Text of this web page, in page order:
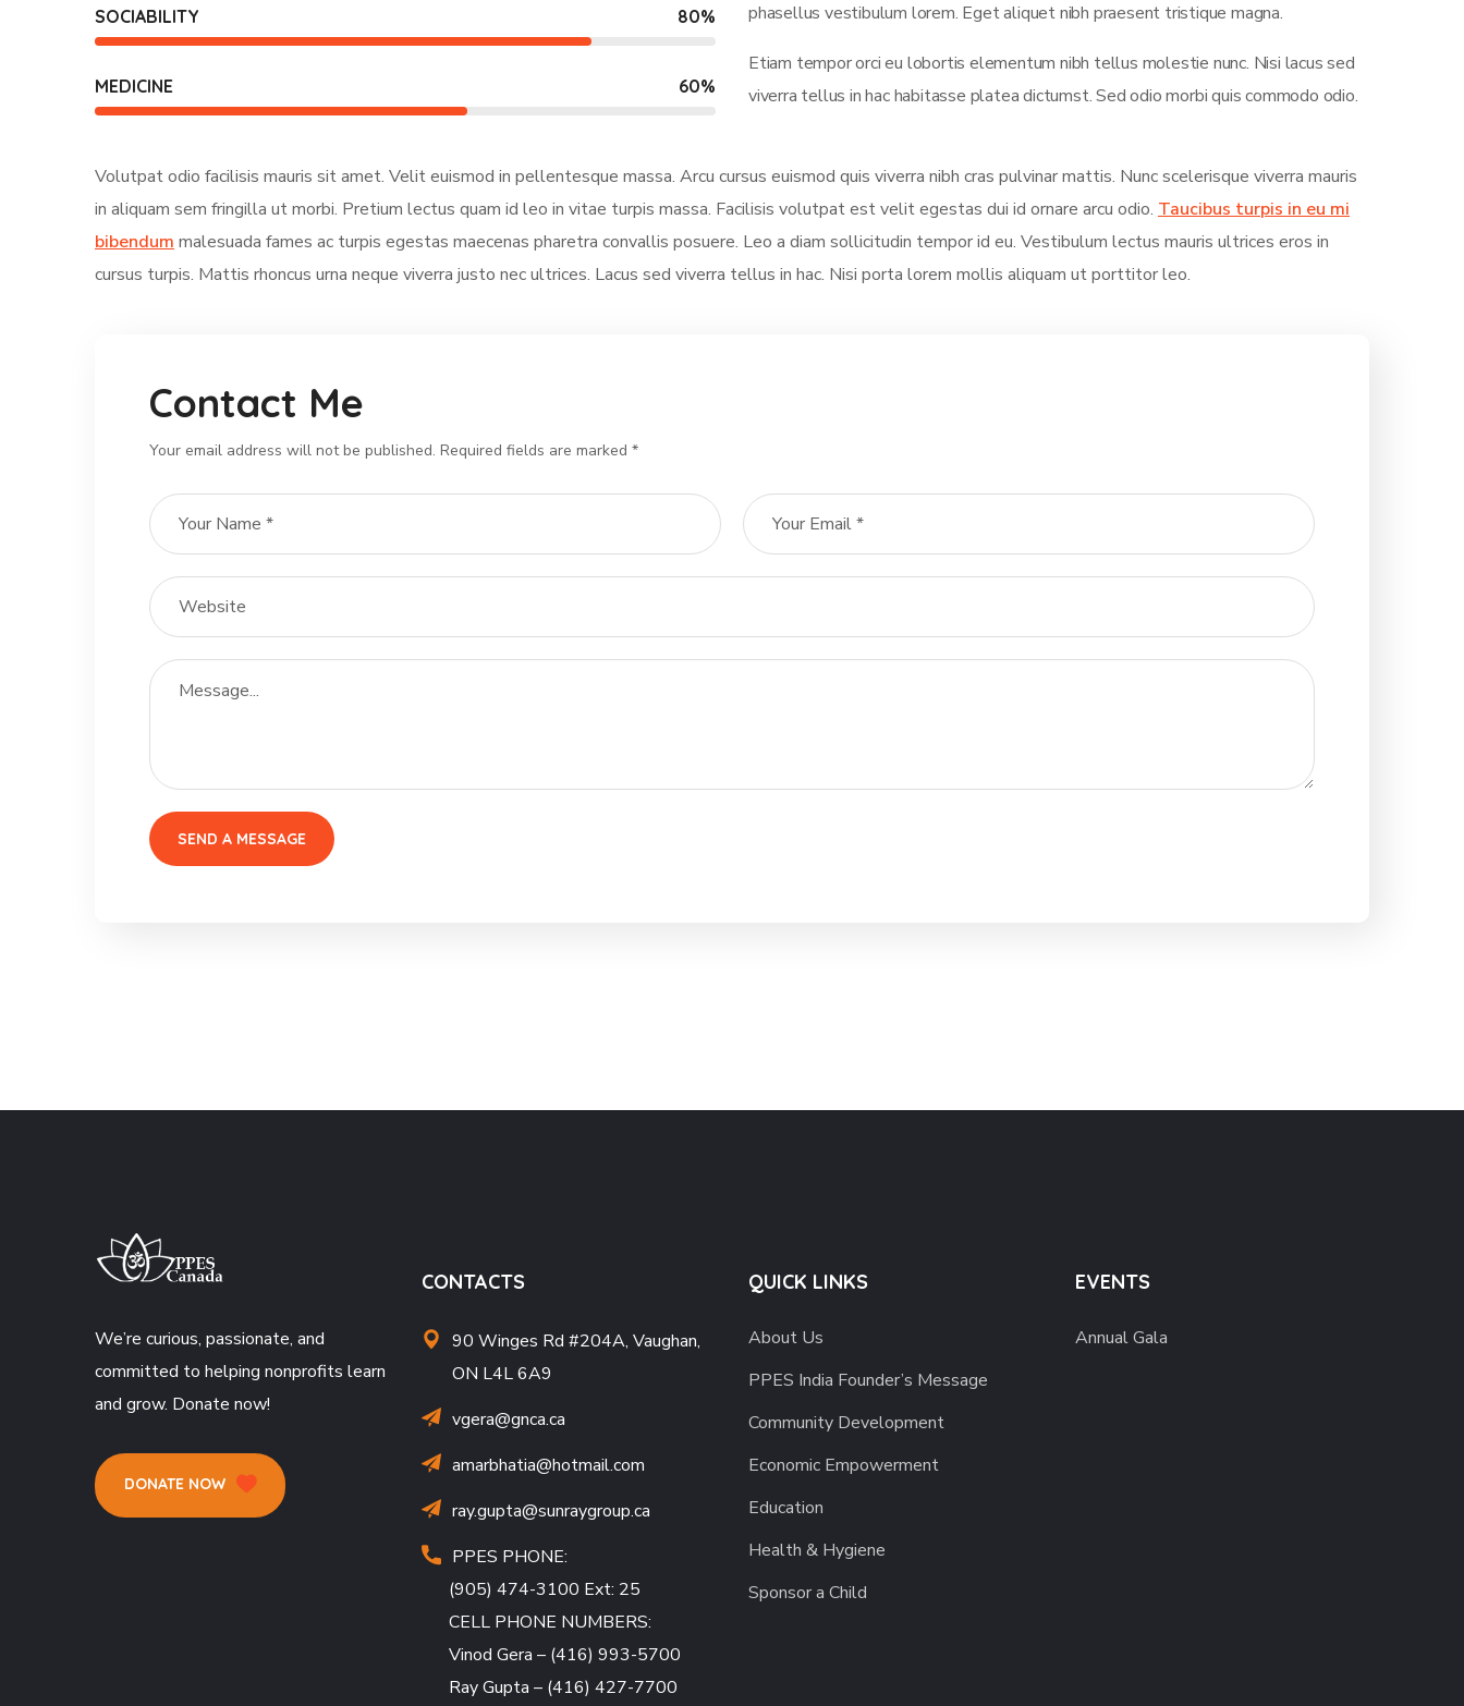
SOCIABILITY 80%
MEDICINE 60%
phasellus vestibulum lorem. Eget aliquet nibh praesent tristique magna.
Etiam tempor orci eu lobortis elementum nibh tellus molestie nunc. Nisi lacus sed
viverra tellus in hac habitasse platea dictumst. Sed odio morbi quis commodo odio.
Volutpat odio facilisis mauris sit amet. Velit euismod in pellentesque massa. Arcu cursus euismod quis viverra nibh cras pulvinar mattis. Nunc scelerisque viverra mauris
in aliquam sem fringilla ut morbi. Pretium lectus quam id leo in vitae turpis massa. Facilisis volutpat est velit egestas dui id ornare arcu odio. Taucibus turpis in eu mi
bibendum malesuada fames ac turpis egestas maecenas pharetra convallis posuere. Leo a diam sollicitudin tempor id eu. Vestibulum lectus mauris ultrices eros in
cursus turpis. Mattis rhoncus urna neque viverra justo nec ultrices. Lacus sed viverra tellus in hac. Nisi porta lorem mollis aliquam ut porttitor leo.
Contact Me
Your email address will not be published. Required fields are marked *
We’re curious, passionate, and
committed to helping nonprofits learn
and grow. Donate now!
DONATE NOW
CONTACTS
90 Winges Rd #204A, Vaughan,
ON L4L 6A9
vgera@gnca.ca
amarbhatia@hotmail.com
ray.gupta@sunraygroup.ca
PPES PHONE:
(905) 474-3100 Ext: 25
CELL PHONE NUMBERS:
Vinod Gera – (416) 993-5700
Ray Gupta – (416) 427-7700
QUICK LINKS
About Us
PPES India Founder’s Message
Community Development
Economic Empowerment
Education
Health & Hygiene
Sponsor a Child
EVENTS
Annual Gala